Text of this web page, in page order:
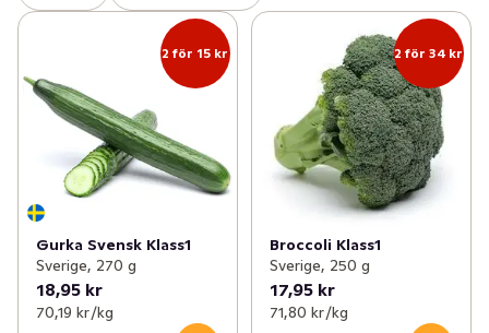
✓ (50)
Kålväxter (25)
Bär (12)
✓
✓ Frukt- och grönsakslådor
✓ Färska örter
✓ Aubergine
Selleri (2)
Pumpa (1)
✓
✓ Majs (3)
✓ Rädisor
2 för 15 kr
Gurka Svensk Klass1
Sverige, 270 g
18,95 kr
70,19 kr /kg
2 för 34 kr
Broccoli Klass1
Sverige, 250 g
17,95 kr
71,80 kr /kg